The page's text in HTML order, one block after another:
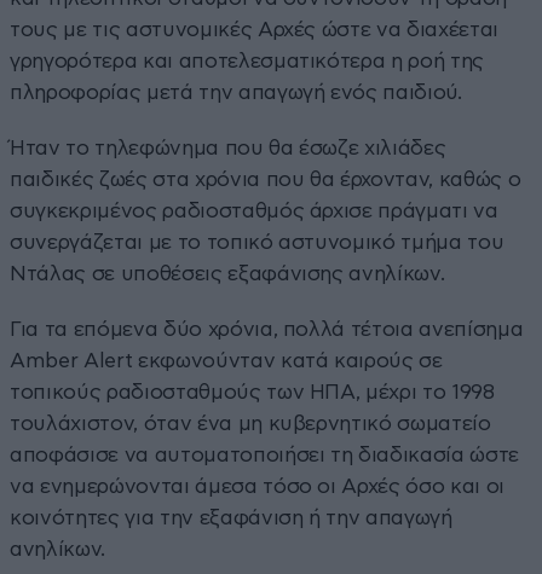
τους με τις αστυνομικές Αρχές ώστε να διαχέεται
γρηγορότερα και αποτελεσματικότερα η ροή της
πληροφορίας μετά την απαγωγή ενός παιδιού.
Ήταν το τηλεφώνημα που θα έσωζε χιλιάδες
παιδικές ζωές στα χρόνια που θα έρχονταν, καθώς ο
συγκεκριμένος ραδιοσταθμός άρχισε πράγματι να
συνεργάζεται με το τοπικό αστυνομικό τμήμα του
Ντάλας σε υποθέσεις εξαφάνισης ανηλίκων.
Για τα επόμενα δύο χρόνια, πολλά τέτοια ανεπίσημα
Amber Alert εκφωνούνταν κατά καιρούς σε
τοπικούς ραδιοσταθμούς των ΗΠΑ, μέχρι το 1998
τουλάχιστον, όταν ένα μη κυβερνητικό σωματείο
αποφάσισε να αυτοματοποιήσει τη διαδικασία ώστε
να ενημερώνονται άμεσα τόσο οι Αρχές όσο και οι
κοινότητες για την εξαφάνιση ή την απαγωγή
ανηλίκων.